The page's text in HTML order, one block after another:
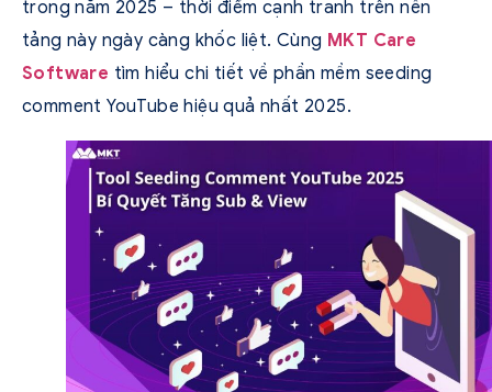
trong năm 2025 – thời điểm cạnh tranh trên nền
tảng này ngày càng khốc liệt. Cùng MKT Care
Software tìm hiểu chi tiết về phần mềm seeding
comment YouTube hiệu quả nhất 2025.